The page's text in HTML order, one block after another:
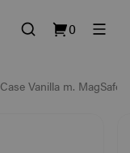
0
Vanilla m. MagSafe